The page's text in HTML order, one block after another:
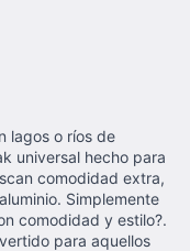
lagos o ríos de
universal hecho para
comodidad extra,
Simplemente
comodidad y estilo?.
para aquellos